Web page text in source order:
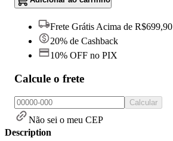
Frete Grátis Acima de R$699,90
20% de Cashback
10% OFF no PIX
Calcule o frete
Calcular
Não sei o meu CEP
Description